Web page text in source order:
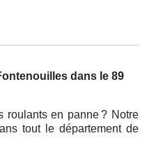
dans le 89
roulants en panne? Notre
tout le département de